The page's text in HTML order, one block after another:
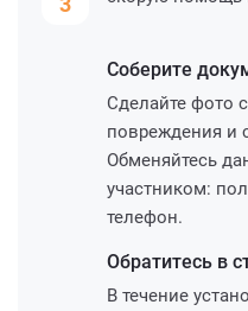
Соберите
Сделайте фото
повреждения и
Обменяйтесь
участником:
телефон.
Обратитесь в
В течение